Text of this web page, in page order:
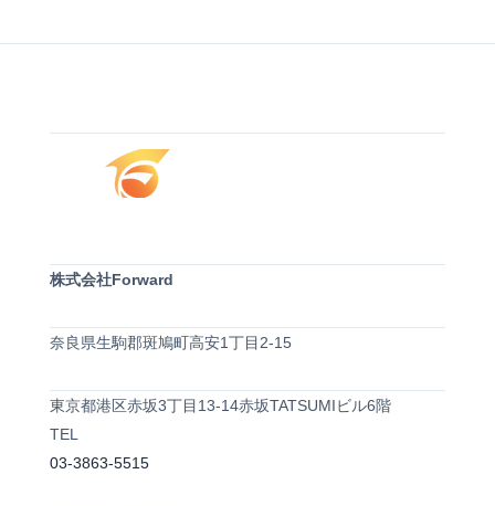
株式会社Forward
奈良県生駒郡斑鳩町高安1丁目2-15
東京都港区赤坂3丁目13-14赤坂TATSUMIビル6階
TEL
03-3863-5515